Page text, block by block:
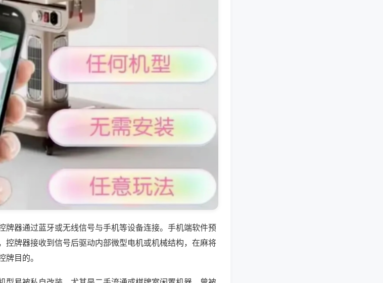
牌器通过蓝牙或无线信号与手机等设备连接。手机端软件预
控牌器接收到信号后驱动内部微型电机或机械结构，在麻将
目的。